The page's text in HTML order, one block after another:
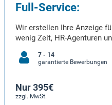
Full-Service:
Wir erstellen Ihre Anzeige
wenig Zeit, HR-Agenturen
7 - 14
garantierte Bewerbungen
Nur 395€
zzgl. MwSt.